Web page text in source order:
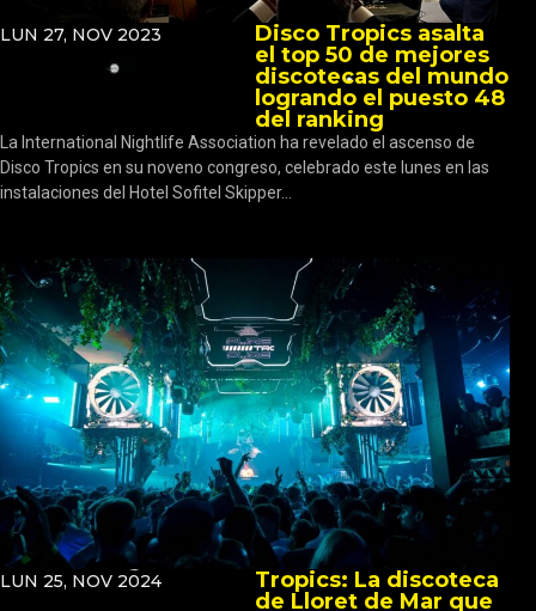
LUN 27, NOV 2023
Disco Tropics asalta
el top 50 de mejores
discotecas del mundo
logrando el puesto 48
del ranking
La International Nightlife Association ha revelado el ascenso de
Disco Tropics en su noveno congreso, celebrado este lunes en las
instalaciones del Hotel Sofitel Skipper...
LUN 25, NOV 2024
Tropics: La discoteca
de Lloret de Mar que